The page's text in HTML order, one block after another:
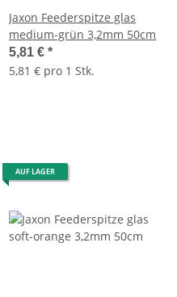
Jaxon Feederspitze glas
medium-grün 3,2mm 50cm
5,81 € *
5,81 € pro 1 Stk.
AUF LAGER